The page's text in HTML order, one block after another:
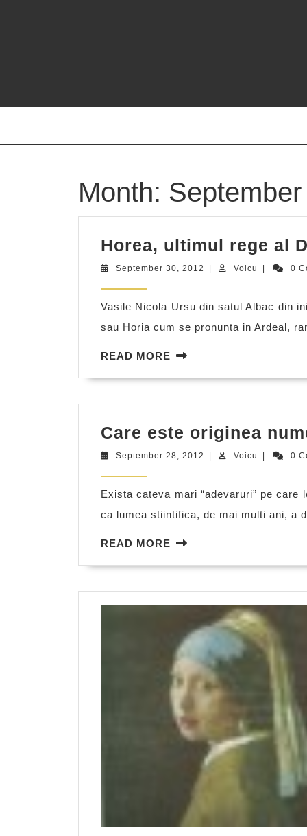
Month:
Horea, ultimul rege al
September 30, 2012 September
Voicu Voicu 0
Vasile Nicola Ursu din satul Albac din
sau Horia cum se pronunta in Ardeal,
READ MORE READ
Care este originea
September 28, 2012 September
Voicu Voicu 0
Exista cateva mari “adevaruri” pe
ca lumea stiintifica, de mai multi ani, a
READ MORE READ